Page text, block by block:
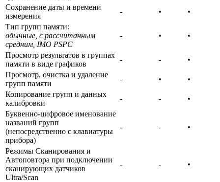
Сохранение даты и времени
измерения
- •
•
Тип групп памяти:
обычные, с рассчитанным
средним, IMO PSPC
- • •
Просмотр результатов в группах
памяти в виде графиков
- -
•
Просмотр, очистка и удаление
групп памяти
- •
•
Копирование групп и данных
калибровки
- -
•
Буквенно-цифровое именование
названий групп
(непосредственно с клавиатуры
прибора)
- - •
Режимы Сканирования и
Автоповтора при подключении
сканирующих датчиков
Ultra/Scan
- - •